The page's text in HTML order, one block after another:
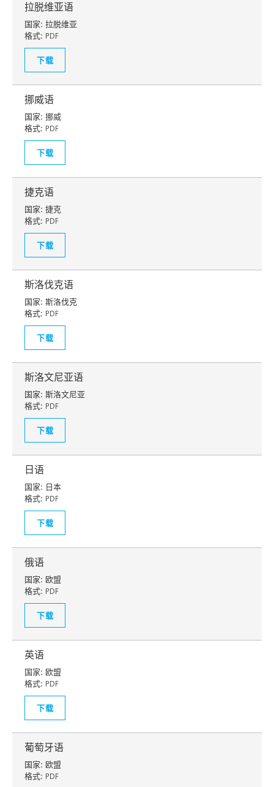
拉脱维亚语
国家: 拉脱维亚
格式: PDF
下载
挪威语
国家: 挪威
格式: PDF
下载
捷克语
国家: 捷克
格式: PDF
下载
斯洛伐克语
国家: 斯洛伐克
格式: PDF
下载
斯洛文尼亚语
国家: 斯洛文尼亚
格式: PDF
下载
日语
国家: 日本
格式: PDF
下载
俄语
国家: 欧盟
格式: PDF
下载
英语
国家: 欧盟
格式: PDF
下载
葡萄牙语
国家: 欧盟
格式: PDF